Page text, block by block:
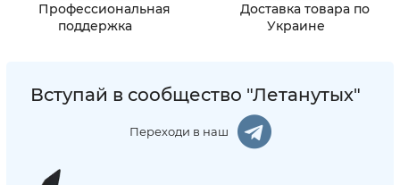
Профессиональная
поддержка
Доставка товара по
Украине
Вступай в сообщество "Летанутых"
Переходи в наш